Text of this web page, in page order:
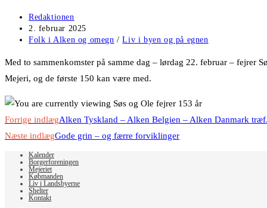
Post
author:
Redaktionen
Post
published:
2. februar 2025
Post
Folk i Alken og omegn / Liv i byen og på egnen
Med to sammenkomster på samme dag – lørdag 22. februar – fejrer
Mejeri, og de første 150 kan være med.
Read
more
articles
Forrige indlægAlken Tyskland – Alken Belgien – Alken Danmark
Næste indlægGode grin – og færre forviklinger
Kalender
Borgerforeningen
Mejeriet
Købmanden
Liv i Landsbyerne
Shelter
Kontakt